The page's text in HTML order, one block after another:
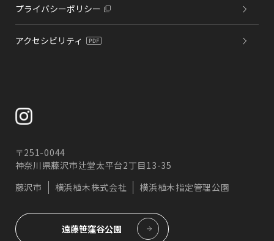
以上のプライバシーポリシーは法令および関連法規・ガ
イドラインの改訂にともない変更・改善することがござ
いますので予めご了承下さい。
横浜植木株式会社 管理部総務課
Tel：045-262-7417
プライバシーポリシー
アクセシビリティ
〒251-0044
神奈川県藤沢市辻堂太平台2丁目13-35
藤沢市
横浜植木株式会社 横浜植木指定管理公園
遠藤笹窪谷公園